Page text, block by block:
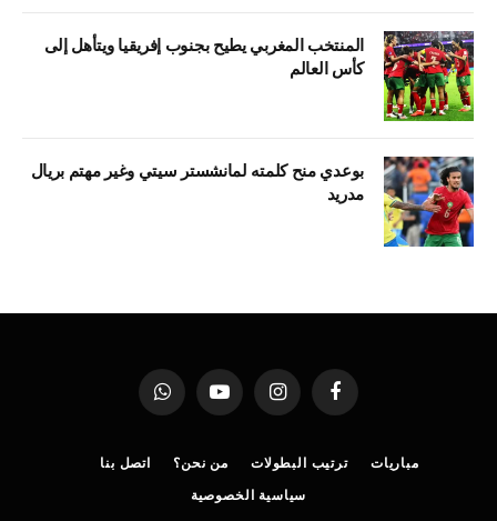
المنتخب المغربي يطيح بجنوب إفريقيا ويتأهل إلى
كأس العالم
بوعدي منح كلمته لمانشستر سيتي وغير مهتم بريال
مدريد
فيسبوك الانستغراميوتيوب واتساب
مباريات ترتيب البطولات من نحن؟
اتصل بنا
سياسية الخصوصية